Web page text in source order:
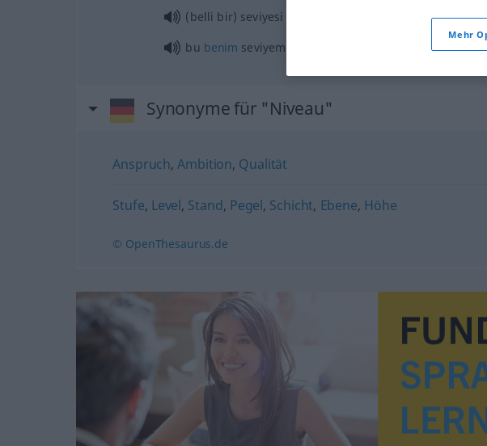
(belli bir) seviyesi olmak/var
bu benim seviyemin altında
Synonyme für "Niveau"
Anspruch,Ambition, Qualität
Stufe, Level, Stand, Pegel, Schicht, Ebene, Höhe
© OpenThesaurus.de
Mehr